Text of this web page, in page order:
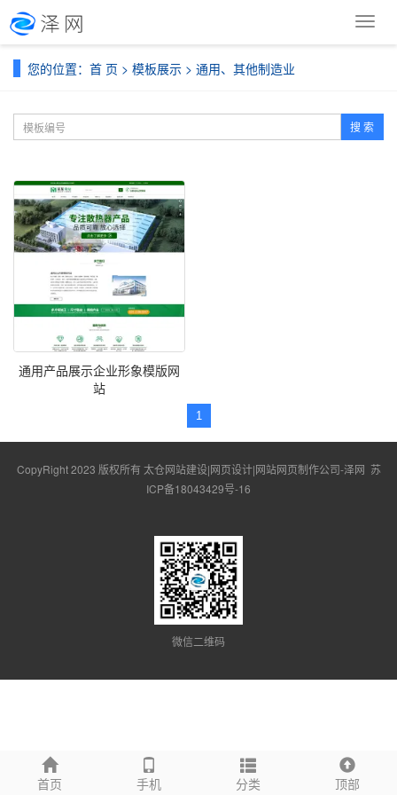
导
您的位置： 首 页 > 模板展示 > 通用、其他制造业
搜 索
通用产品展示企业形象模版网
站
1
首页 手机 分类 顶部
CopyRight 2023 版权所有 太仓网站建设|网页设计|网站网页制作公司-泽网 苏
ICP备18043429号-16
微信二维码